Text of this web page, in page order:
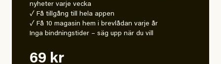
nyheter varje vecka
✓ Få tillgång till hela appen
✓ Få 10 magasin hem i brevlådan varje år
Inga bindningstider – säg upp när du vill
69 kr